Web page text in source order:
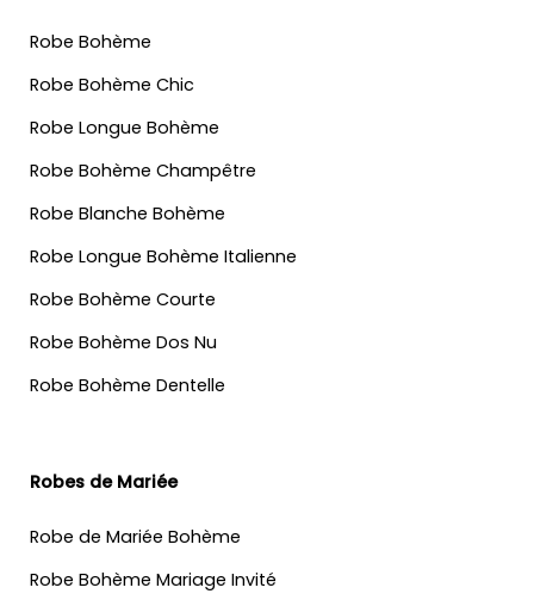
Robe Bohème
Robe Bohème Chic
Robe Longue Bohème
Robe Bohème Champêtre
Robe Blanche Bohème
Robe Longue Bohème Italienne
Robe Bohème Courte
Robe Bohème Dos Nu
Robe Bohème Dentelle
Robes de Mariée
Robe de Mariée Bohème
Robe Bohème Mariage Invité